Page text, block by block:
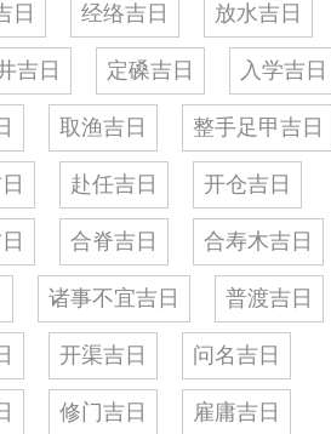
日 经络吉日 放水吉日
吉日 定磉吉日 入学吉日
取渔吉日 整手足甲吉日
赴任吉日 开仓吉日
合脊吉日 合寿木吉日
诸事不宜吉日 普渡吉日
开渠吉日 问名吉日
修门吉日 雇庸吉日